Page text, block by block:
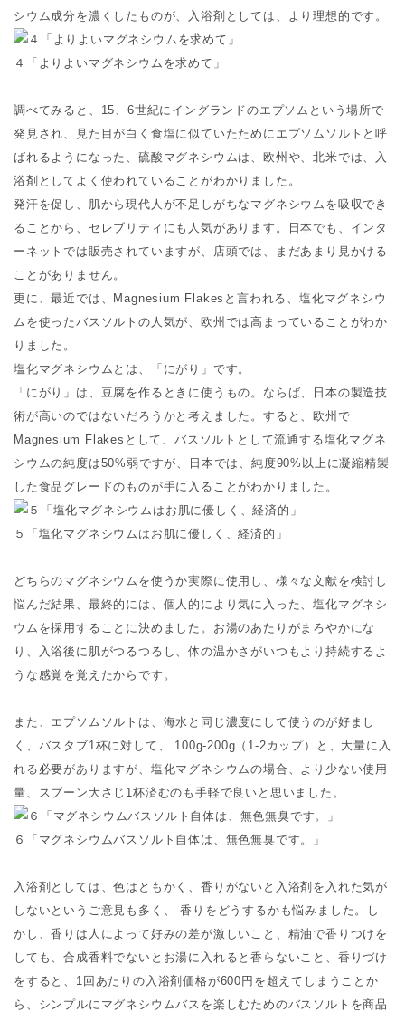
シウム成分を濃くしたものが、入浴剤としては、より理想的です。
４「よりよいマグネシウムを求めて」
調べてみると、15、6世紀にイングランドのエプソムという場所で
発見され、見た目が白く食塩に似ていたためにエプソムソルトと呼
ばれるようになった、硫酸マグネシウムは、欧州や、北米では、入
浴剤としてよく使われていることがわかりました。
発汗を促し、肌から現代人が不足しがちなマグネシウムを吸収でき
ることから、セレブリティにも人気があります。日本でも、インタ
ーネットでは販売されていますが、店頭では、まだあまり見かける
ことがありません。
更に、最近では、Magnesium Flakesと言われる、塩化マグネシウ
ムを使ったバスソルトの人気が、欧州では高まっていることがわか
りました。
塩化マグネシウムとは、「にがり」です。
「にがり」は、豆腐を作るときに使うもの。ならば、日本の製造技
術が高いのではないだろうかと考えました。すると、欧州で
Magnesium Flakesとして、バスソルトとして流通する塩化マグネ
シウムの純度は50%弱ですが、日本では、純度90%以上に凝縮精製
した食品グレードのものが手に入ることがわかりました。
５「塩化マグネシウムはお肌に優しく、経済的」
どちらのマグネシウムを使うか実際に使用し、様々な文献を検討し
悩んだ結果、最終的には、個人的により気に入った、塩化マグネシ
ウムを採用することに決めました。お湯のあたりがまろやかにな
り、入浴後に肌がつるつるし、体の温かさがいつもより持続するよ
うな感覚を覚えたからです。
また、エプソムソルトは、海水と同じ濃度にして使うのが好まし
く、バスタブ1杯に対して、 100g-200g（1-2カップ）と、大量に入
れる必要がありますが、塩化マグネシウムの場合、より少ない使用
量、スプーン大さじ1杯済むのも手軽で良いと思いました。
６「マグネシウムバスソルト自体は、無色無臭です。」
入浴剤としては、色はともかく、香りがないと入浴剤を入れた気が
しないというご意見も多く、 香りをどうするかも悩みました。し
かし、香りは人によって好みの差が激しいこと、精油で香りつけを
しても、合成香料でないとお湯に入れると香らないこと、香りづけ
をすると、1回あたりの入浴剤価格が600円を超えてしまうことか
ら、シンプルにマグネシウムバスを楽しむためのバスソルトを商品